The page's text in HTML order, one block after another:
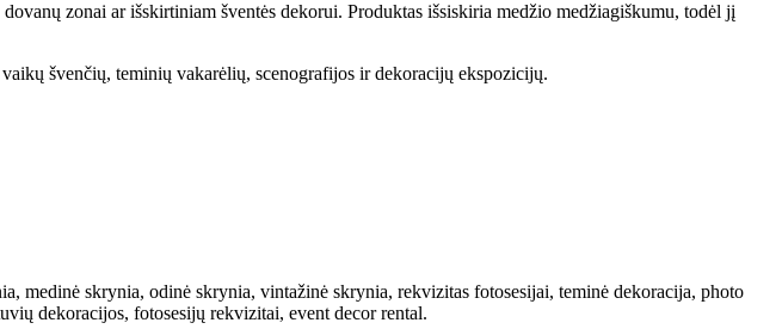
zonai ar išskirtiniam šventės dekorui. Produktas išsiskiria medžio medžiagiškumu, todėl jį
švenčių, teminių vakarėlių, scenografijos ir dekoracijų ekspozicijų.
medinė skrynia, odinė skrynia, vintažinė skrynia, rekvizitas fotosesijai, teminė dekoracija, photo
dekoracijos, fotosesijų rekvizitai, event decor rental.